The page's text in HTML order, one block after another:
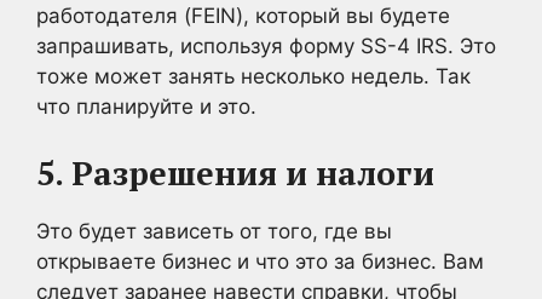
работодателя (FEIN), который вы будете
запрашивать, используя форму SS-4 IRS. Это
тоже может занять несколько недель. Так
что планируйте и это.
5. Разрешения и налоги
Это будет зависеть от того, где вы
открываете бизнес и что это за бизнес. Вам
следует заранее навести справки, чтобы